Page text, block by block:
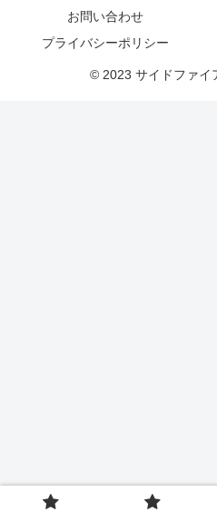
お問い合わせ
プライバシーポリシー
© 2023 サイドファイ